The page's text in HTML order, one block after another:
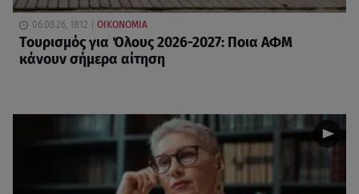
06.08.26, 18:12 ΟΙΚΟΝΟΜΙΑ
Τουρισμός για Όλους 2026-2027: Ποια ΑΦΜ
κάνουν σήμερα αίτηση